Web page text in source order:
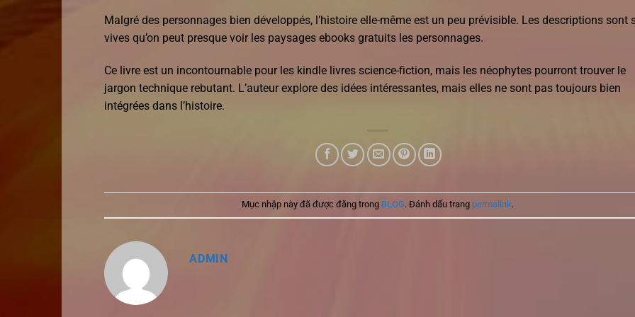
Malgré des personnages bien développés, l’histoire elle-même est un peu prévisible. Les descriptions sont
vives qu’on peut presque voir les paysages ebooks gratuits les personnages.
Ce livre est un incontournable pour les kindle livres science-fiction, mais les néophytes pourront trouver le
jargon technique rebutant. L’auteur explore des idées intéressantes, mais elles ne sont pas toujours bien
intégrées dans l’histoire.
Mục nhập này đã được đăng trong BLOG. Đánh dấu trang permalink.
ADMIN